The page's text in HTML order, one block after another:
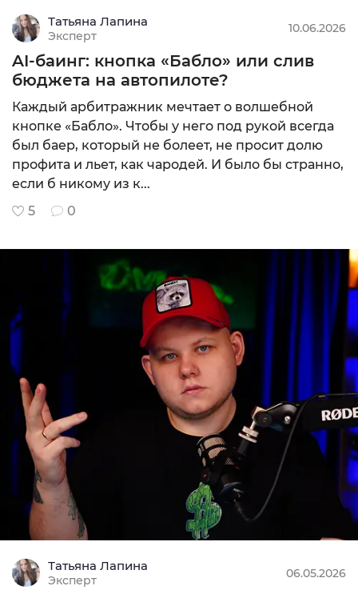
Татьяна Лапина
Эксперт
10.06.2026
AI-баинг: кнопка «Бабло» или слив
бюджета на автопилоте?
Каждый арбитражник мечтает о волшебной
кнопке «Бабло». Чтобы у него под рукой всегда
был баер, который не болеет, не просит долю
профита и льет, как чародей. И было бы странно,
если б никому из к...
5
0
Татьяна Лапина
Эксперт
06.05.2026